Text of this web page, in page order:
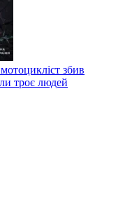
збив
троє людей